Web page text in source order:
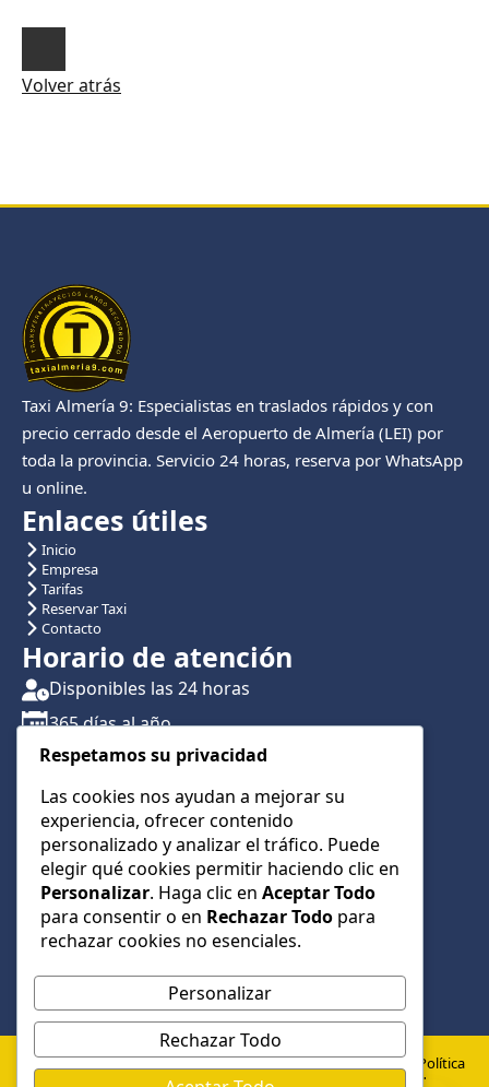
Volver atrás
Taxi Almería 9: Especialistas en traslados rápidos y con
precio cerrado desde el Aeropuerto de Almería (LEI) por
toda la provincia. Servicio 24 horas, reserva por WhatsApp
u online.
Enlaces útiles
Inicio
Empresa
Tarifas
Reservar Taxi
Contacto
Horario de atención
Disponibles las 24 horas
365 días al año
Traslados con reserva previa
Atención por teléfono y WhatsApp 24/7
CONTÁCTANOS
+34 622 01 23 74
+34 622 01 23 74
info@taxialmeria9.com
© 2026 Taxi Almería 9 –
Política de
Aviso
Política
de
Respetamos su privacidad
Las cookies nos ayudan a mejorar su
experiencia, ofrecer contenido
personalizado y analizar el tráfico. Puede
elegir qué cookies permitir haciendo clic en
Personalizar. Haga clic en Aceptar Todo
para consentir o en Rechazar Todo para
rechazar cookies no esenciales.
Personalizar
Rechazar Todo